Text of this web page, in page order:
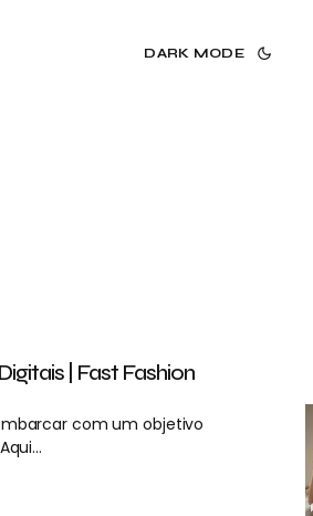
DARK MODE
| Fast Fashion
com um objetivo